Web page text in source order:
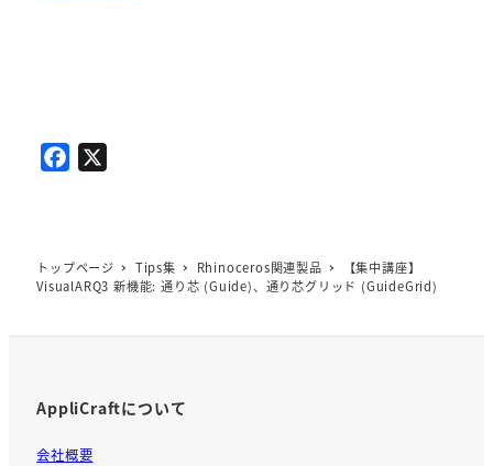
b
o
トップページ Tips集 Rhinoceros関連製品
【集中講座】
VisualARQ3 新機能: 通り芯 (Guide)、通り芯グリッド (GuideGrid)
AppliCraftについて
会社概要